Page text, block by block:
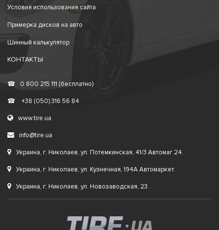
Условия использования сайта
Примерка дисков на авто
Шинный калькулятор
КОНТАКТЫ
☎ 0 800 215 111 (бесплатно)
☎ +38 (050) 316 56 84
www.tire.ua
info@tire.ua
Украина, г. Николаев, ул. Потемкинская, 41/3 Автомаг 24.
Украина, г. Николаев, ул. Кузнечная, 194А Автомаркет.
Украина, г. Николаев, ул. Новозаводская, 23.